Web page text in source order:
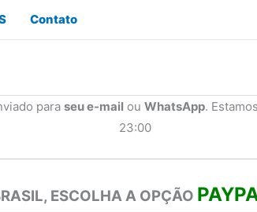
Contato
para seu e-mail ou WhatsApp.
23:00
ESCOLHA A OPÇÃO